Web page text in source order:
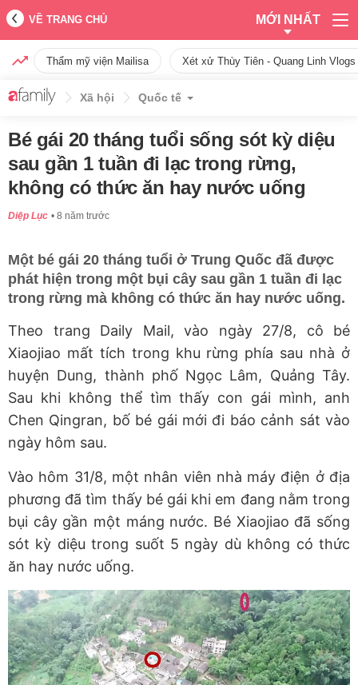
VỀ TRANG CHỦ MỚI NHẤT
Thẩm mỹ viện Mailisa Xét xử Thùy Tiên - Quang Linh
Xã hội Quốc tế
Bé gái 20 tháng tuổi sống sót kỳ diệu
sau gần 1 tuần đi lạc trong rừng,
không có thức ăn hay nước uống
Diệp Lục 8 năm trước
Một bé gái 20 tháng tuổi ở Trung Quốc đã được
phát hiện trong một bụi cây sau gần 1 tuần đi lạc
trong rừng mà không có thức ăn hay nước uống.
Theo trang Daily Mail, vào ngày 27/8, cô bé
Xiaojiao mất tích trong khu rừng phía sau nhà ở
huyện Dung, thành phố Ngọc Lâm, Quảng Tây.
Sau khi không thể tìm thấy con gái mình, anh
Chen Qingran, bố bé gái mới đi báo cảnh sát vào
ngày hôm sau.
Vào hôm 31/8, một nhân viên nhà máy điện ở địa
phương đã tìm thấy bé gái khi em đang nằm trong
bụi cây gần một máng nước. Bé Xiaojiao đã sống
sót kỳ diệu trong suốt 5 ngày dù không có thức
ăn hay nước uống.